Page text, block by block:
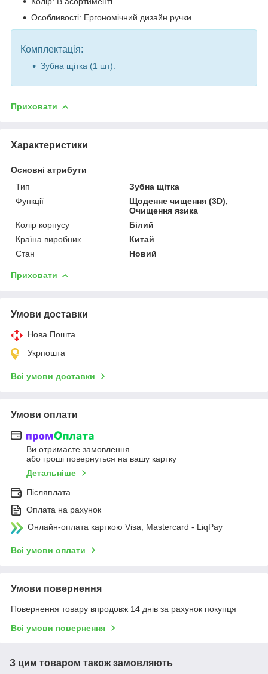
Особливості: Ергономічний дизайн ручки
Комплектація:
Зубна щітка (1 шт).
Приховати
Характеристики
Основні атрибути
Тип
Зубна щітка
Функції
Щоденне чищення (3D),
Очищення язика
Колір корпусу
Білий
Країна виробник
Китай
Стан
Новий
Приховати
Умови доставки
Нова Пошта
Укрпошта
Всі умови доставки
Умови оплати
Ви отримаєте замовлення
або гроші повернуться на вашу картку
Детальніше
Післяплата
Оплата на рахунок
Онлайн-оплата карткою Visa, Mastercard - LiqPay
Всі умови оплати
Умови повернення
Повернення товару впродовж 14 днів за рахунок покупця
Всі умови повернення
З цим товаром також замовляють